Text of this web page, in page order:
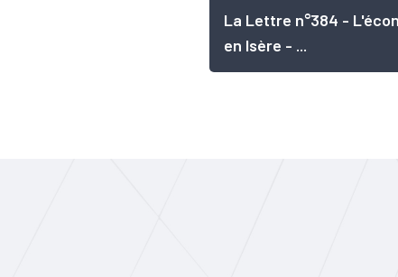
La Lettre n°384 -
en Isère - ...